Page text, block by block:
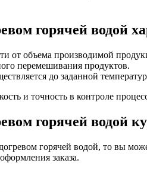
горячей водой
от объема производимой
перемешивания продуктов.
до заданной
и точность в контроле
горячей водой
горячей водой, то вы
заказа.